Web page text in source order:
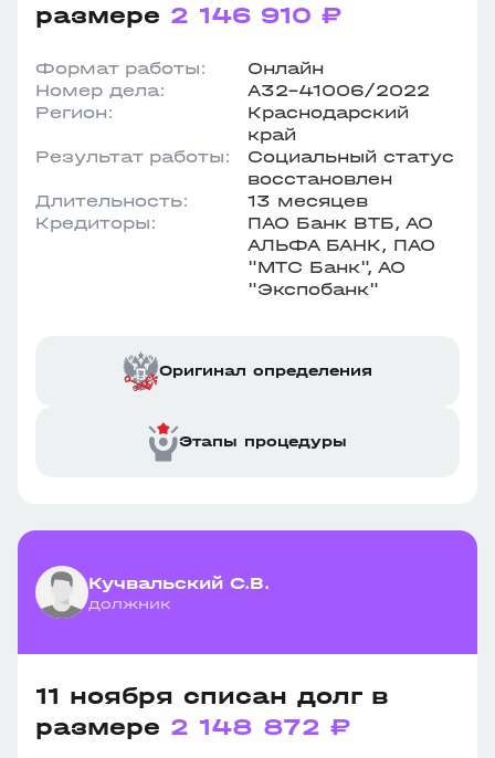
размере 2 146 910 ₽
Формат работы:
Онлайн
Номер дела:
А32-41006/2022
Регион:
Краснодарский
край
Результат работы:
Социальный статус
восстановлен
Длительность:
13 месяцев
Кредиторы:
ПАО Банк ВТБ, АО
АЛЬФА БАНК, ПАО
"МТС Банк", АО
"Экспобанк"
Оригинал определения
Этапы процедуры
Кучвальский С.В.
должник
11 ноября списан долг в
размере 2 148 872 ₽